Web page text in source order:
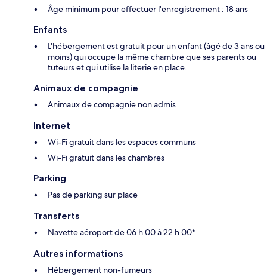
Âge minimum pour effectuer l'enregistrement : 18 ans
Enfants
L'hébergement est gratuit pour un enfant (âgé de 3 ans ou
moins) qui occupe la même chambre que ses parents ou
tuteurs et qui utilise la literie en place.
Animaux de compagnie
Animaux de compagnie non admis
Internet
Wi-Fi gratuit dans les espaces communs
Wi-Fi gratuit dans les chambres
Parking
Pas de parking sur place
Transferts
Navette aéroport de 06 h 00 à 22 h 00*
Autres informations
Hébergement non-fumeurs